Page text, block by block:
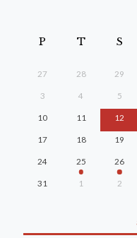
P T S
27 28 29
3 4 5
10 11 12
17 18 19
24 25 26
31 1 2